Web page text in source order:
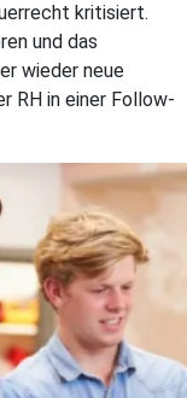
kritisiert.
und das
wieder neue
RH in einer Follow-